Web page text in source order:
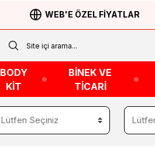
WEB'E ÖZEL FİYATLAR
BODY
KİT
BİNEK VE
TİCARİ